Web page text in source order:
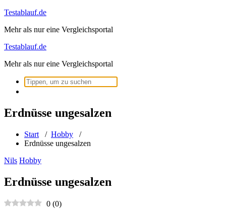
Zum
springen
Testablauf.de
Mehr als nur eine Vergleichsportal
Testablauf.de
Mehr als nur eine Vergleichsportal
Suchen
nach:
Erdnüsse ungesalzen
Start / Hobby /
Erdnüsse ungesalzen
Nils Hobby
Erdnüsse ungesalzen
0 (0)